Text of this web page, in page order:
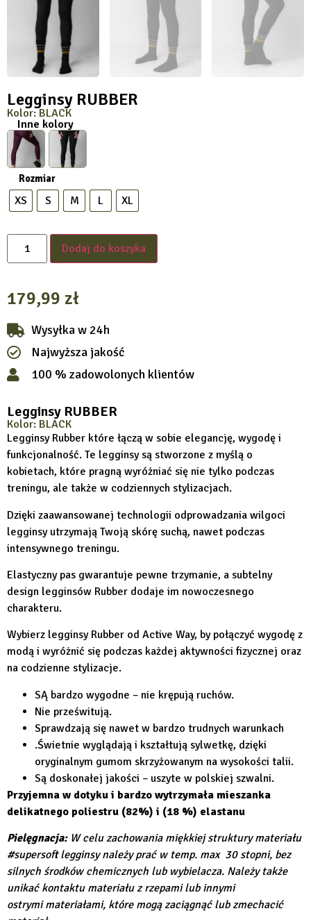
Legginsy RUBBER
Kolor: BLACK
Inne kolory
Rozmiar
XS S M L XL
Dodaj do koszyka
179,99 zł
Wysyłka w 24h
Najwyższa jakość
100 % zadowolonych klientów
Legginsy RUBBER
Kolor: BLACK
Legginsy Rubber które łączą w sobie elegancję, wygodę i
funkcjonalność. Te legginsy są stworzone z myślą o
kobietach, które pragną wyróżniać się nie tylko podczas
treningu, ale także w codziennych stylizacjach.
Dzięki zaawansowanej technologii odprowadzania wilgoci
legginsy utrzymają Twoją skórę suchą, nawet podczas
intensywnego treningu.
Elastyczny pas gwarantuje pewne trzymanie, a subtelny
design legginsów Rubber dodaje im nowoczesnego
charakteru.
Wybierz legginsy Rubber od Active Way, by połączyć wygodę z
modą i wyróżnić się podczas każdej aktywności fizycznej oraz
na codzienne stylizacje.
SĄ bardzo wygodne – nie krępują ruchów.
Nie prześwitują.
Sprawdzają się nawet w bardzo trudnych warunkach
.Świetnie wyglądają i kształtują sylwetkę, dzięki
oryginalnym gumom skrzyżowanym na wysokości talii.
Są doskonałej jakości – uszyte w polskiej szwalni.
Przyjemna w dotyku i bardzo wytrzymała mieszanka
delikatnego poliestru (82%) i (18 %) elastanu
Pielęgnacja:W celu zachowania miękkiej struktury materiału
#supersoft legginsy należy prać w temp. max 30 stopni, bez
silnych środków chemicznych lub wybielacza. Należy także
unikać kontaktu materiału z rzepami lub innymi
ostrymi materiałami, które mogą zaciągnąć lub zmechacić